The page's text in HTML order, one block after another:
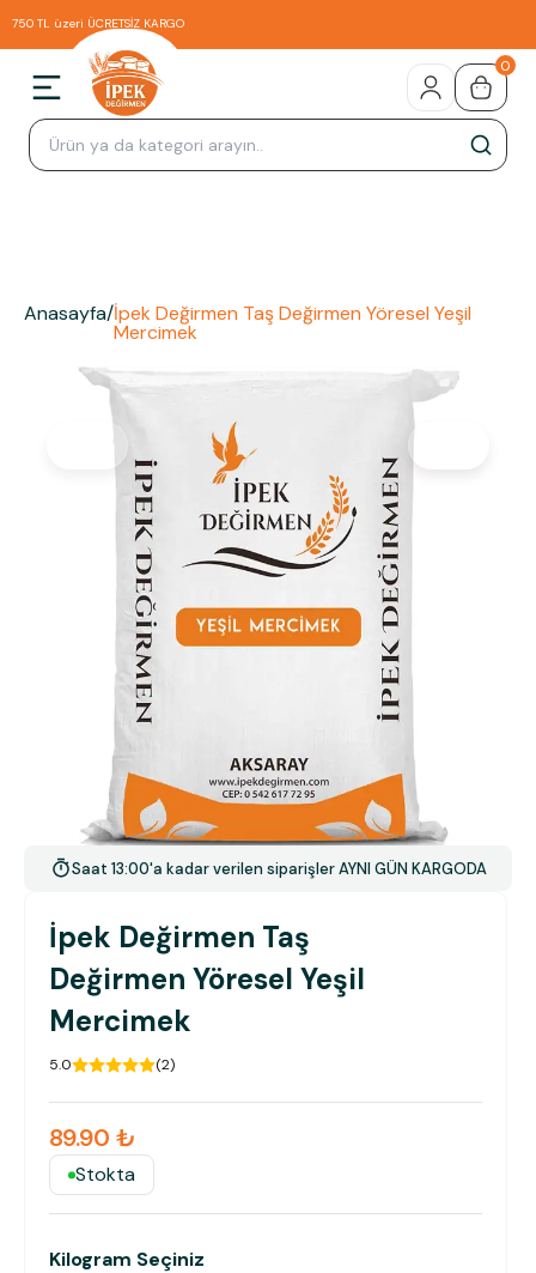
750 TL üzeri ÜCRETSİZ KARGO
0
Anasayfa/İpek Değirmen Taş Değirmen Yöresel Yeşil
Mercimek
Saat 13:00'a kadar verilen siparişler AYNI GÜN KARGODA
İpek Değirmen Taş
Değirmen Yöresel Yeşil
Mercimek
5.0 (2)
89.90 ₺
Stokta
Kilogram Seçiniz